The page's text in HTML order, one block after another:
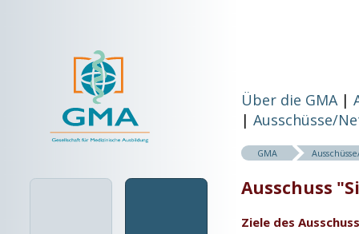
Über die GMA
Ausschüsse/
GMA
Ausschuss
Ziele des